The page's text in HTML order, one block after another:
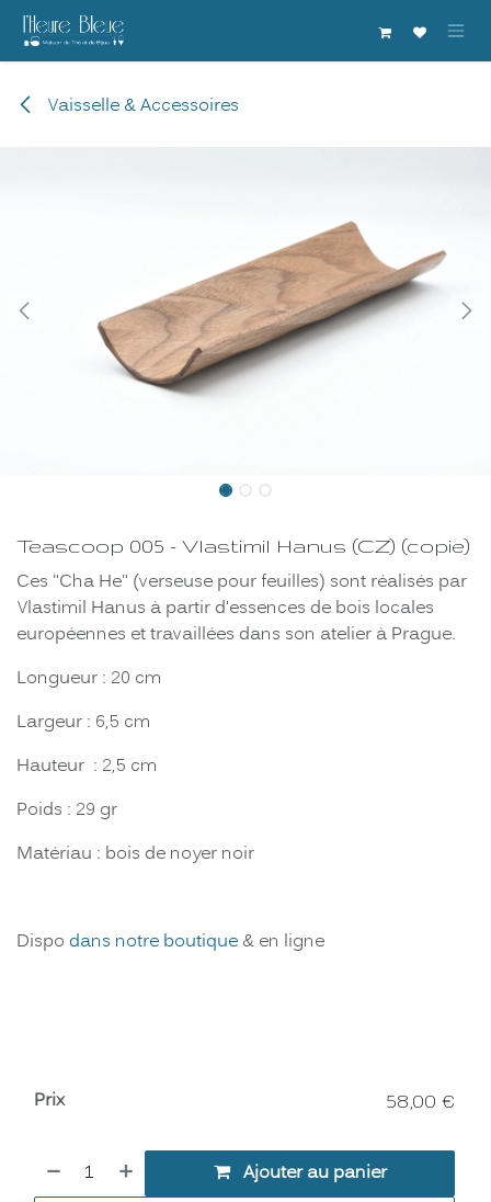
Se rendre au contenu
Vaisselle & Accessoires
Teascoop 005 - Vlastimil Hanus (CZ) (copie)
Ces "Cha He" (verseuse pour feuilles) sont réalisés par
Vlastimil Hanus à partir d'essences de bois locales
européennes et travaillées dans son atelier à Prague.
Longueur : 20 cm
Largeur : 6,5 cm
Hauteur : 2,5 cm
Poids : 29 gr
Matériau : bois de noyer noir
Dispo dans notre boutique & en ligne
Ajouter au panier
Prix 58,00 €